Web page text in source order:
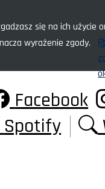
się na ich użycie
wyrażenie zgody.
Facebook
Spotify